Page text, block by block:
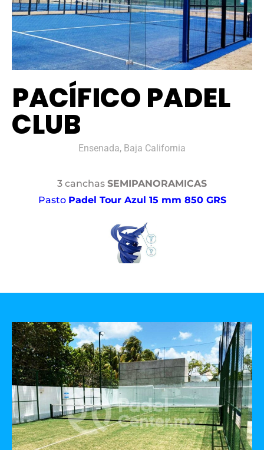
PACÍFICO PADEL
CLUB
Ensenada, Baja California
3 canchas SEMIPANORAMICAS
Pasto Padel Tour Azul 15 mm 850 GRS